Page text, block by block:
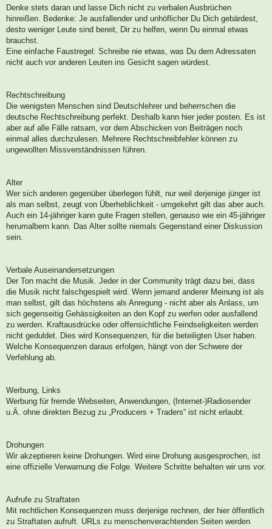
Denke stets daran und lasse Dich nicht zu verbalen Ausbrüchen
hinreißen. Bedenke: Je ausfallender und unhöflicher Du Dich gebärdest,
desto weniger Leute sind bereit, Dir zu helfen, wenn Du einmal etwas
brauchst.
Eine einfache Faustregel: Schreibe nie etwas, was Du dem Adressaten
nicht auch vor anderen Leuten ins Gesicht sagen würdest.
Rechtschreibung
Die wenigsten Menschen sind Deutschlehrer und beherrschen die
deutsche Rechtschreibung perfekt. Deshalb kann hier jeder posten. Es ist
aber auf alle Fälle ratsam, vor dem Abschicken von Beiträgen noch
einmal alles durchzulesen. Mehrere Rechtschreibfehler können zu
ungewollten Missverständnissen führen.
Alter
Wer sich anderen gegenüber überlegen fühlt, nur weil derjenige jünger ist
als man selbst, zeugt von Überheblichkeit - umgekehrt gilt das aber auch.
Auch ein 14-jähriger kann gute Fragen stellen, genauso wie ein 45-jähriger
herumalbern kann. Das Alter sollte niemals Gegenstand einer Diskussion
sein.
Verbale Auseinandersetzungen
Der Ton macht die Musik. Jeder in der Community trägt dazu bei, dass
die Musik nicht falschgespielt wird. Wenn jemand anderer Meinung ist als
man selbst, gilt das höchstens als Anregung - nicht aber als Anlass, um
sich gegenseitig Gehässigkeiten an den Kopf zu werfen oder ausfallend
zu werden. Kraftausdrücke oder offensichtliche Feindseligkeiten werden
nicht geduldet. Dies wird Konsequenzen, für die beteiligten User haben.
Welche Konsequenzen daraus erfolgen, hängt von der Schwere der
Verfehlung ab.
Werbung, Links
Werbung für fremde Webseiten, Anwendungen, (Internet-)Radiosender
u.Ä. ohne direkten Bezug zu „Producers + Traders“ ist nicht erlaubt.
Drohungen
Wir akzeptieren keine Drohungen. Wird eine Drohung ausgesprochen, ist
eine offizielle Verwarnung die Folge. Weitere Schritte behalten wir uns vor.
Aufrufe zu Straftaten
Mit rechtlichen Konsequenzen muss derjenige rechnen, der hier öffentlich
zu Straftaten aufruft. URLs zu menschenverachtenden Seiten werden